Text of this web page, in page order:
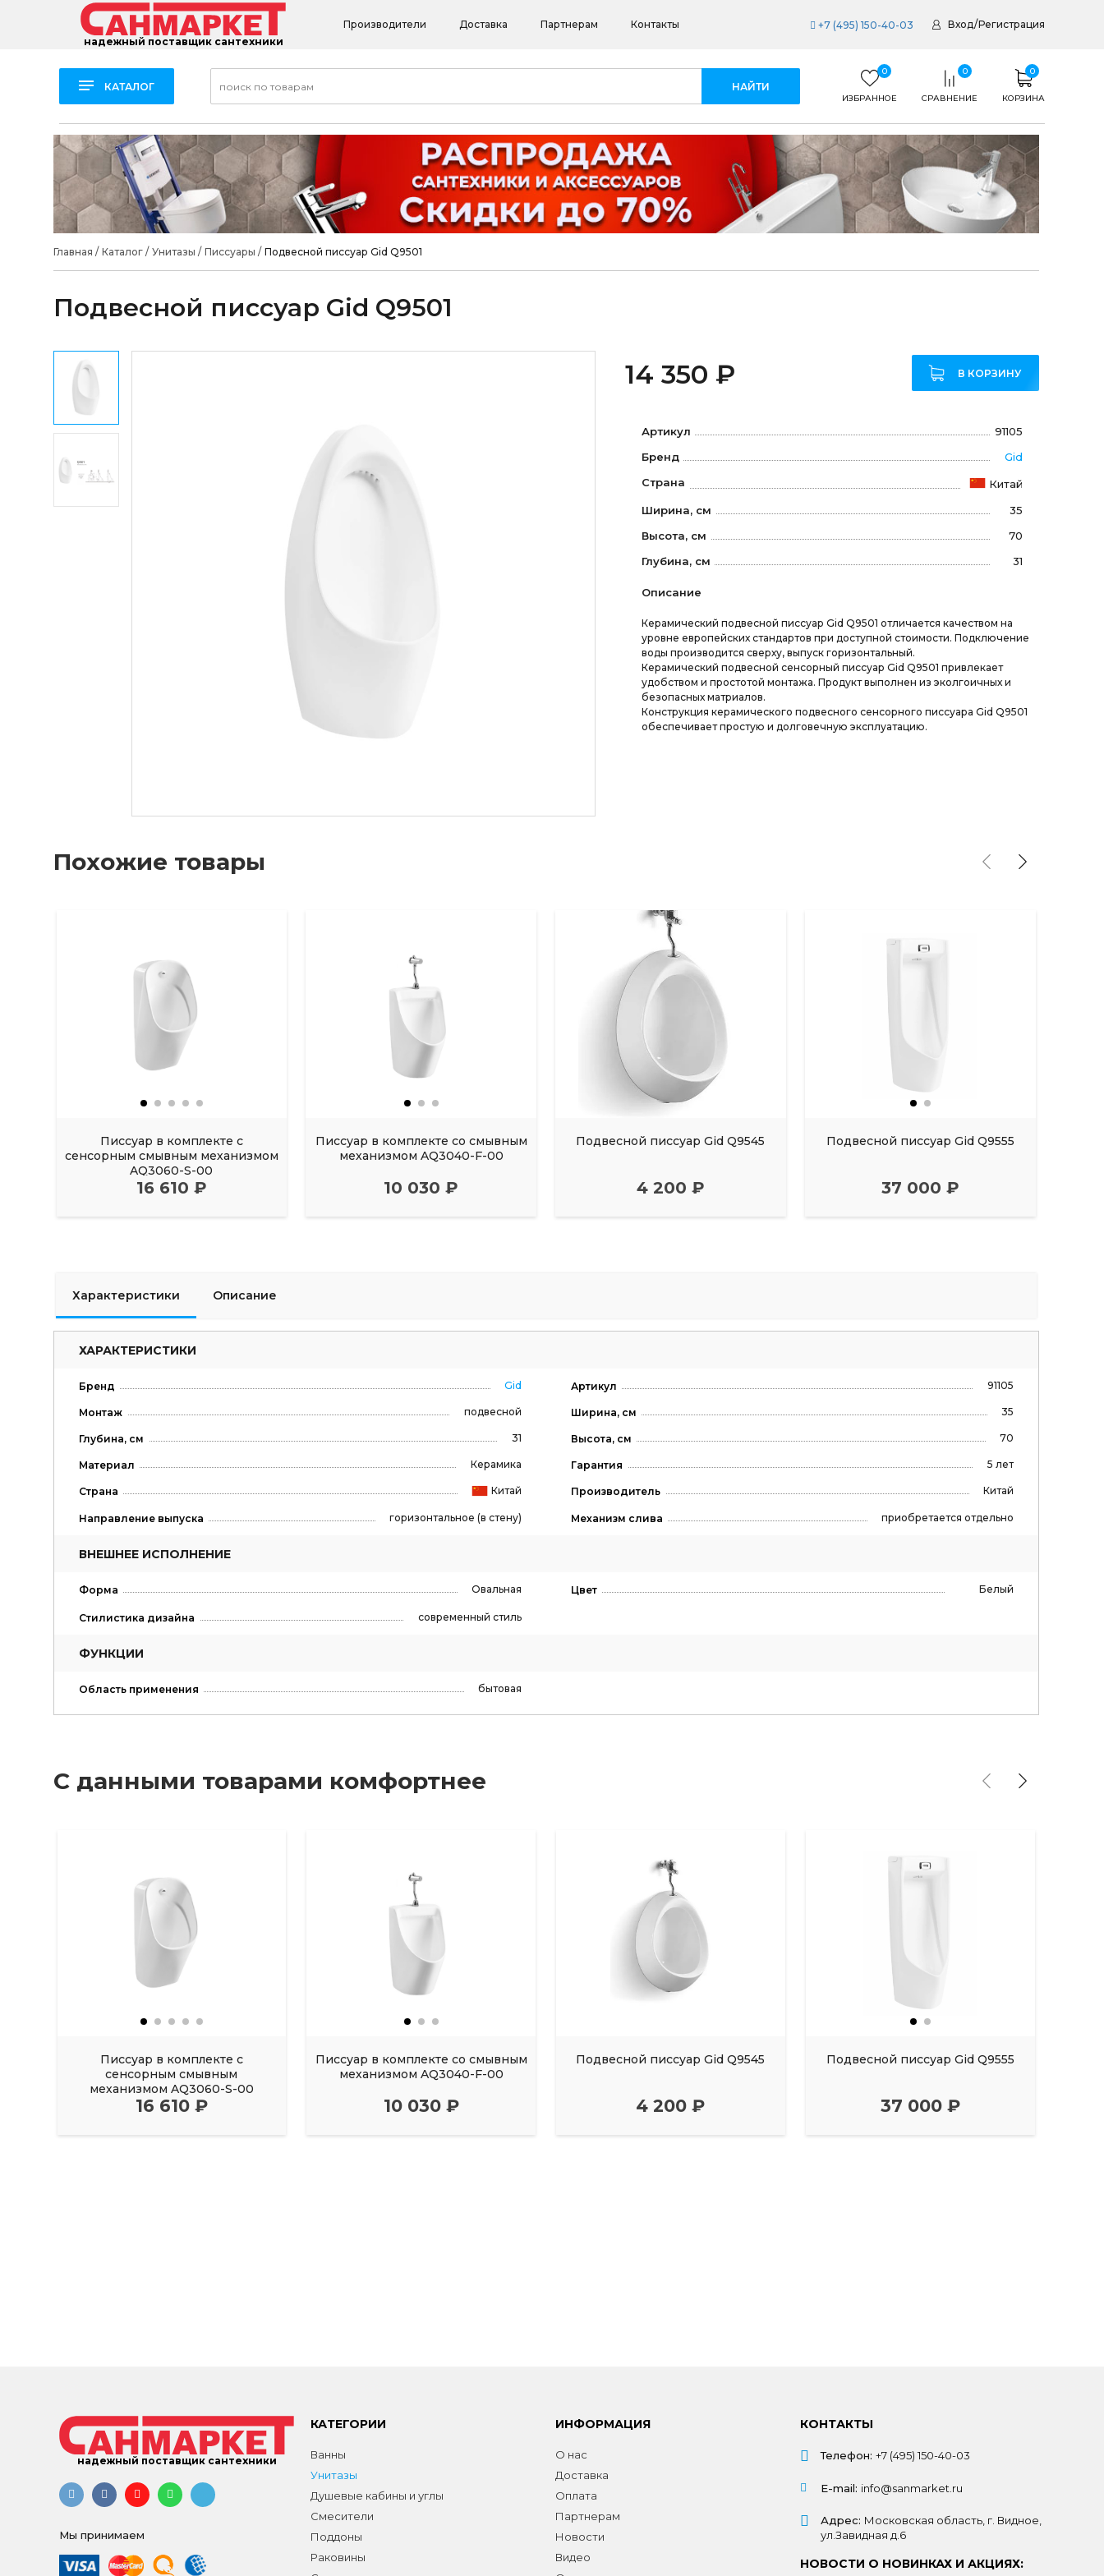
надежный поставщик сантехники
Производители Доставка Партнерам Контакты +7 (495) 150-40-03 Вход/Регистрация
КАТАЛОГ
0
ИЗБРАННОЕ
0
СРАВНЕНИЕ
0
КОРЗИНА
Главная / Каталог/ Унитазы / Писсуары / Подвесной писсуар Gid Q9501
Подвесной писсуар Gid Q9501
14 350 ₽ В КОРЗИНУ
Артикул
91105
Бренд
Gid
Страна
Китай
Ширина, см
35
Высота, см
70
Глубина, см
31
Описание
Керамический подвесной писсуар Gid Q9501 отличается качеством на
уровне европейских стандартов при доступной стоимости. Подключение
воды производится сверху, выпуск горизонтальный.
Керамический подвесной сенсорный писсуар Gid Q9501 привлекает
удобством и простотой монтажа. Продукт выполнен из эколгоичных и
безопасных матриалов.
Конструкция керамического подвесного сенсорного писсуара Gid Q9501
обеспечивает простую и долговечную эксплуатацию.
Похожие товары
Писсуар в комплекте с
сенсорным смывным механизмом
AQ3060-S-00
16 610 ₽
Писсуар в комплекте со смывным
механизмом AQ3040-F-00
10 030 ₽
Подвесной писсуар Gid Q9545
4 200 ₽
Подвесной писсуар Gid Q9555
37 000 ₽
Характеристики Описание
ХАРАКТЕРИСТИКИ
Бренд Gid Артикул 91105
Монтаж подвесной Ширина, см 35
Глубина, см 31 Высота, см 70
Материал Керамика Гарантия 5 лет
Страна Китай Производитель Китай
Направление выпуска горизонтальное (в стену) Механизм слива приобретается отдельно
ВНЕШНЕЕ ИСПОЛНЕНИЕ
Форма Овальная Цвет Белый
Стилистика дизайна современный стиль
ФУНКЦИИ
Область применения бытовая
С данными товарами комфортнее
Писсуар в комплекте с
сенсорным смывным
механизмом AQ3060-S-00
16 610 ₽
Писсуар в комплекте со смывным
механизмом AQ3040-F-00
10 030 ₽
Подвесной писсуар Gid Q9545
4 200 ₽
Подвесной писсуар Gid Q9555
37 000 ₽
надежный поставщик сантехники
Мы принимаем
КАТЕГОРИИ
Ванны
Унитазы
Душевые кабины и углы
Смесители
Поддоны
Раковины
ИНФОРМАЦИЯ
О нас
Доставка
Оплата
Партнерам
Новости
Видео
КОНТАКТЫ
Телефон: +7 (495) 150-40-03
E-mail: info@sanmarket.ru
Адрес: Московская область, г. Видное,
ул.Завидная д.6
НОВОСТИ О НОВИНКАХ И АКЦИЯХ: